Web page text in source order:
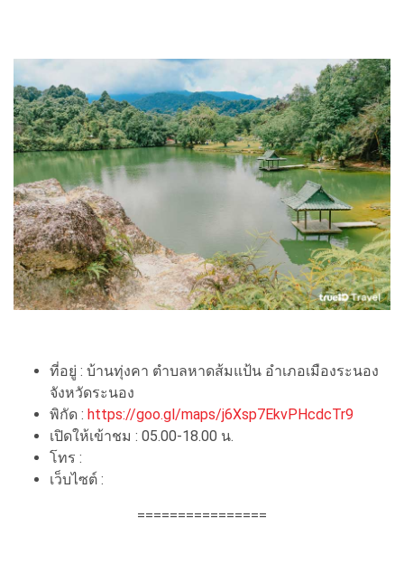
ที่อยู่ : บ้านทุ่งคา ตำบลหาดส้มแป้น อำเภอเมืองระนอง
จังหวัดระนอง
พิกัด : https://goo.gl/maps/j6Xsp7EkvPHcdcTr9
เปิดให้เข้าชม : 05.00-18.00 น.
โทร :
เว็บไซต์ :
================